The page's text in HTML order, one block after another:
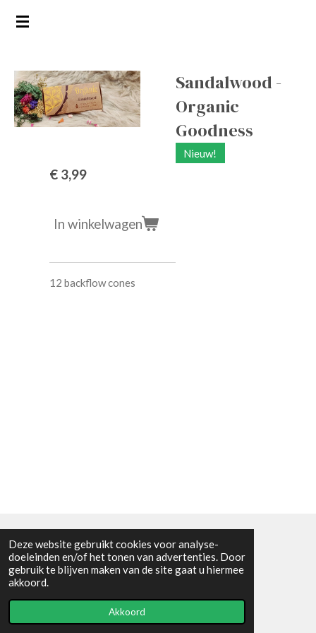
Deze website gebruikt cookies voor analyse-
doeleinden en/of het tonen van advertenties. Door
gebruik te blijven maken van de site gaat u hiermee
akkoord.
Akkoord
Ga
de
hoofdinhoud
Sandalwood -
Organic
Goodness
Nieuw!
€ 3,99
In winkelwagen
12 backflow cones
Algemene voorwaarden
© 2021 - RC en mineralenshop Het vlinderpad